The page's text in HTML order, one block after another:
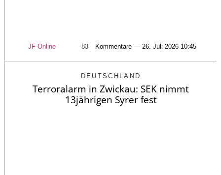
JF-Online 83 Kommentare — 26. Juli 2026 10:45
DEUTSCHLAND
Terroralarm in Zwickau: SEK nimmt
13jährigen Syrer fest